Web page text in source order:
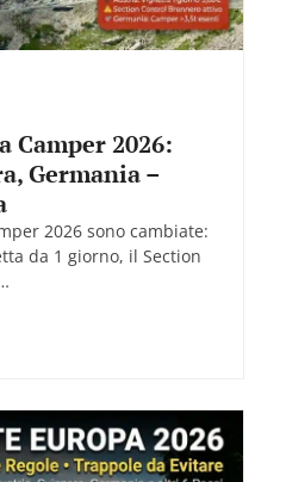
Camper 2026:
Germania –
2026 sono cambiate:
da 1 giorno, il Section